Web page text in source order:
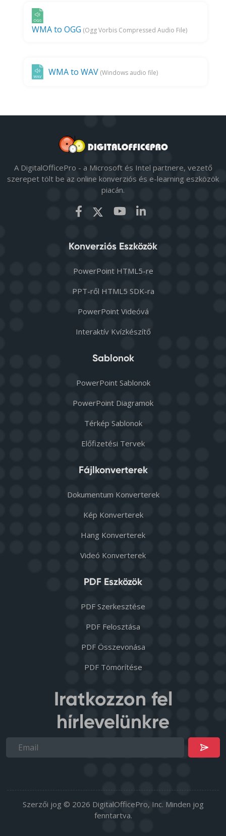
WMA to OGG (Ogg Vorbis Compressed Audio File)
WMA to WAV (Windows audio file)
A DigitalOfficePro - a Microsoft és Intel partnere, vezető
szerepet tölt be az online konverziós és e-learning eszközök
piacán.
Konverziós Eszközök
PowerPoint HTML5-re
PPT-ről HTML5 SDK-ra
PowerPoint Videóvá
Interaktív Kvízkészítő
Sablonok
PowerPoint Sablonok
PowerPoint Diagramok
Térkép Sablonok
Előfizetési Tervek
Fájlkonverterek
Dokumentum Konverterek
Kép Konverterek
Hang Konverterek
Videó Konverterek
PDF Eszközök
PDF Szerkesztése
PDF Felosztása
PDF Összevonása
PDF Tömörítése
Iratkozzon fel
hírlevelünkre
Szerzői jog © 2026 DigitalOfficePro, Inc. Minden jog
fenntartva.